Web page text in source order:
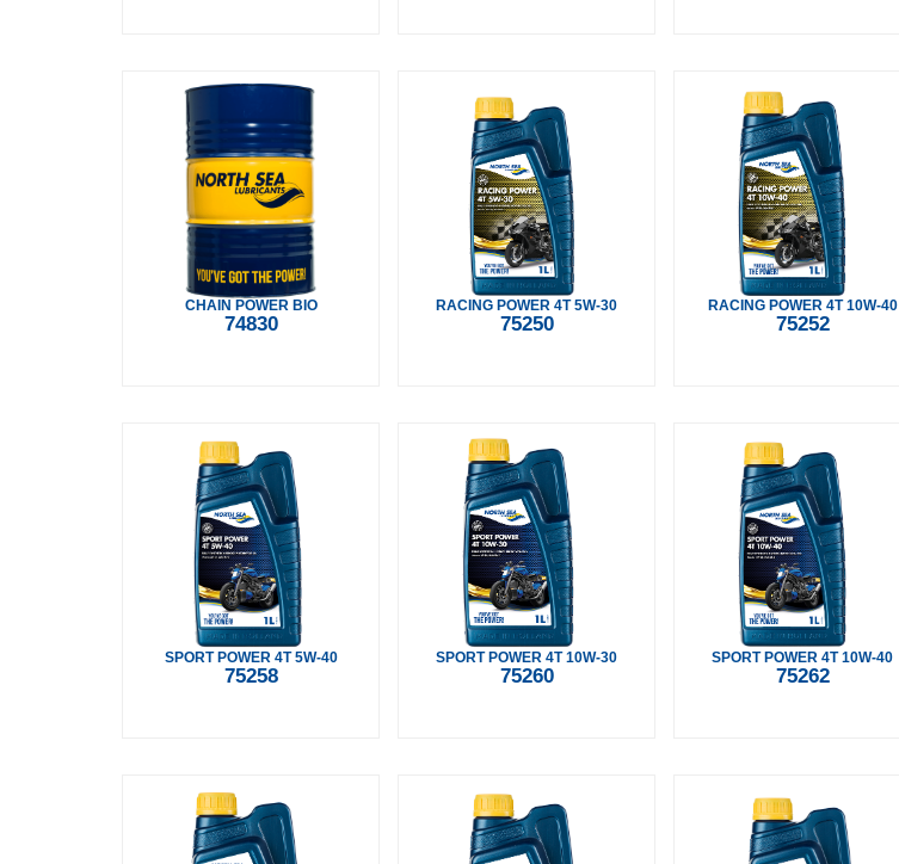
CHAIN POWER BIO
74830
RACING POWER 4T 5W-30
75250
RACING POWER 4T 10W-40
75252
SPORT POWER 4T 5W-40
75258
SPORT POWER 4T 10W-30
75260
SPORT POWER 4T 10W-40
75262